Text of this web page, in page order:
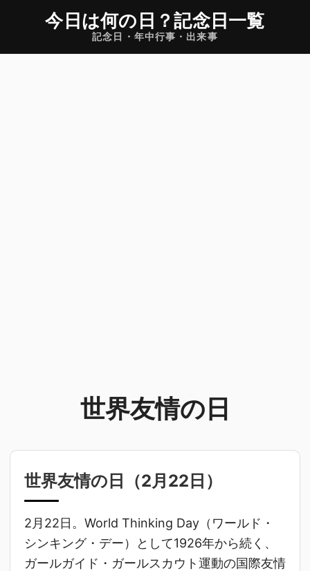
今日は何の日 ？記念日一覧
記念日・年中行事・出来事
世界友情の日
世界友情の日（2月22日 ）
2月22日。World Thinking Day（ワールド・
シンキング・デー）として1926年から続く、
ガールガイド・ガールスカウト運動の国際友情